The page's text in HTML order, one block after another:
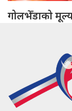
गोलभेँडाको